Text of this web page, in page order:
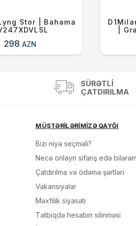
Stor | Bahama
298 AZN
|
SÜRƏTLI
ÇATDIRILMA
MÜŞTƏRİLƏRİMİZƏ QAYĞI
Bizi niyə seçməli?
Necə onlayn sifariş edə
Çatdırılma və ödəmə şərtləri
Vakansiyalar
Məxfilik siyasəti
Tətbiqdə hesabın silinməsi